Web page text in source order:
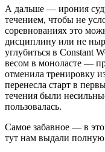
А дальше — ирония
течением, чтобы не
соревнованиях это
дисциплину или не
углубиться в Constant
весом в моноласте —
отменила тренировку
перенесла старт в
течения были
пользовалась.
Самое забавное — в
тут нам выдали полную